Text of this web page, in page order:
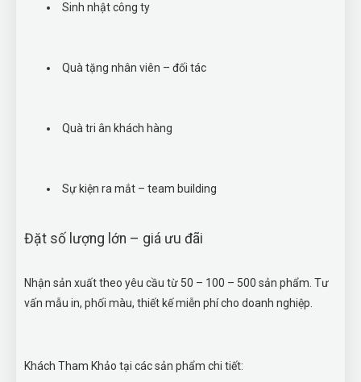
Sinh nhật công ty
Quà tặng nhân viên – đối tác
Quà tri ân khách hàng
Sự kiện ra mắt – team building
Đặt số lượng lớn – giá ưu đãi
Nhận sản xuất theo yêu cầu từ 50 – 100 – 500 sản phẩm. Tư
vấn mẫu in, phối màu, thiết kế miễn phí cho doanh nghiệp.
Khách Tham Khảo tại các sản phẩm chi tiết: